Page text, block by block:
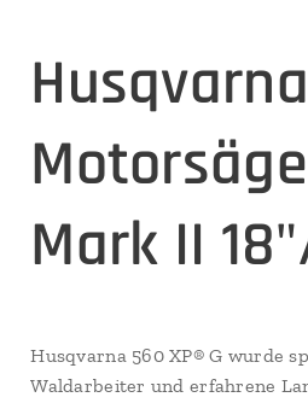
Husqvarna
Mark II
Husqvarna 560 XP® G wurde
Waldarbeiter und erfahrene